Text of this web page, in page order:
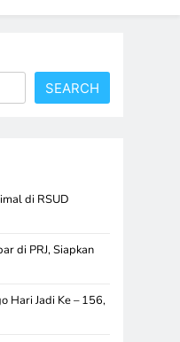
SEARCH
di RSUD
di PRJ, Siapkan
Hari Jadi Ke – 156,